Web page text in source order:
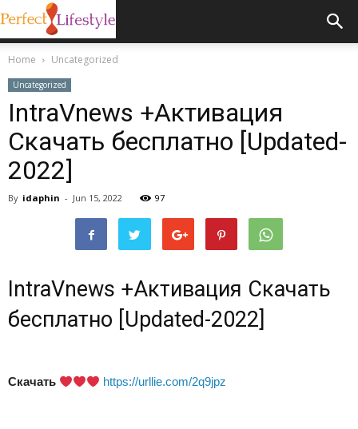
Home Uncategorized
Uncategorized
IntraVnews +Активация
Скачать бесплатно [Updated-
2022]
By idaphin - Jun 15, 2022 97
IntraVnews +Активация Скачать
бесплатно [Updated-2022]
Скачать https://urllie.com/2q9jpz